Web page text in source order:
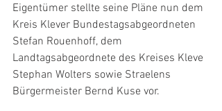
Eigentümer stellte seine Pläne nun dem
Kreis Klever Bundestagsabgeordneten
Stefan Rouenhoff, dem
Landtagsabgeordnete des Kreises Kleve
Stephan Wolters sowie Straelens
Bürgermeister Bernd Kuse vor.